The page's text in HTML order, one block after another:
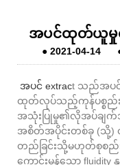
အပင်ထုတ်ယူမှု
● 2021-04-14
အပင် extract သည်အပင်မ
ထုတ်လုပ်သည့်ကုန်ပစ္စည်
အသုံးပြုမှု၏လိုအပ်ချက်
အစိတ်အပိုင်းတစ်ခု (သို့)
တည်ခြင်းသို့မဟုတ်စုစည်း
ကောင်းမွန်သော fluidity